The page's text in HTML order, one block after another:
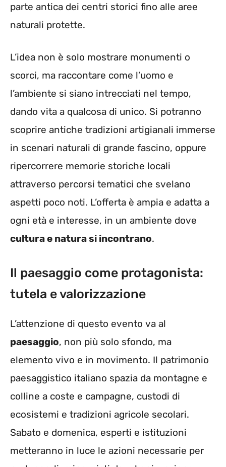
parte antica dei centri storici fino alle aree
naturali protette.
L’idea non è solo mostrare monumenti o
scorci, ma raccontare come l’uomo e
l’ambiente si siano intrecciati nel tempo,
dando vita a qualcosa di unico. Si potranno
scoprire antiche tradizioni artigianali immerse
in scenari naturali di grande fascino, oppure
ripercorrere memorie storiche locali
attraverso percorsi tematici che svelano
aspetti poco noti. L’offerta è ampia e adatta a
ogni età e interesse, in un ambiente dove
cultura e natura si incontrano.
Il paesaggio come protagonista:
tutela e valorizzazione
L’attenzione di questo evento va al
paesaggio, non più solo sfondo, ma
elemento vivo e in movimento. Il patrimonio
paesaggistico italiano spazia da montagne e
colline a coste e campagne, custodi di
ecosistemi e tradizioni agricole secolari.
Sabato e domenica, esperti e istituzioni
metteranno in luce le azioni necessarie per